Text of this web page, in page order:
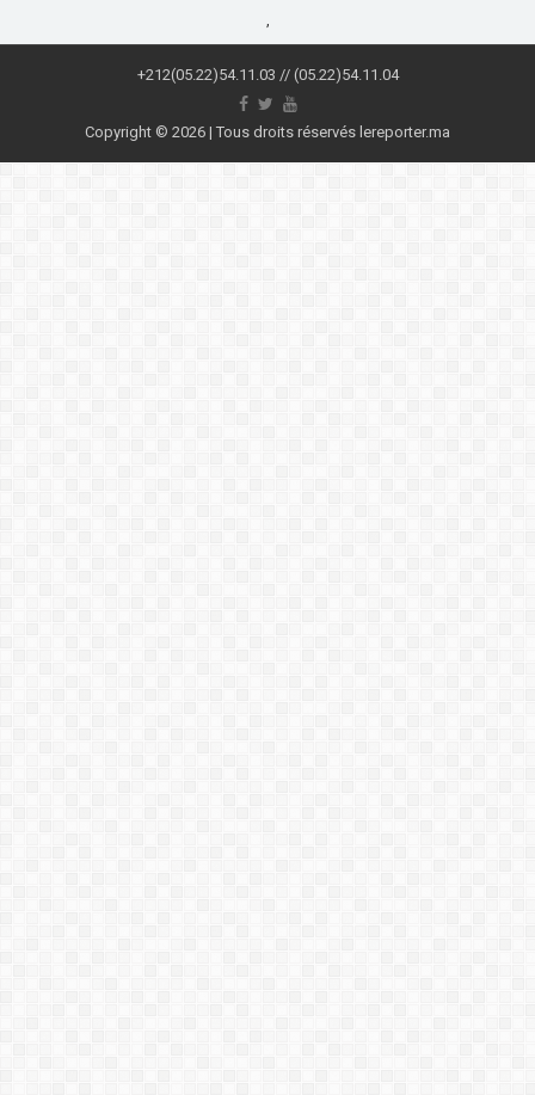
,
+212(05.22)54.11.03 // (05.22)54.11.04
Copyright © 2026 | Tous droits réservés lereporter.ma